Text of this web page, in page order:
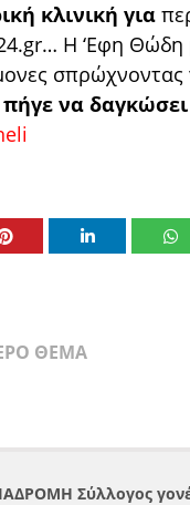
κλινική για
Η ‘Εφη Θώδη
σπρώχνοντας
πήγε να
ΘΕΜΑ
Σύλλογος